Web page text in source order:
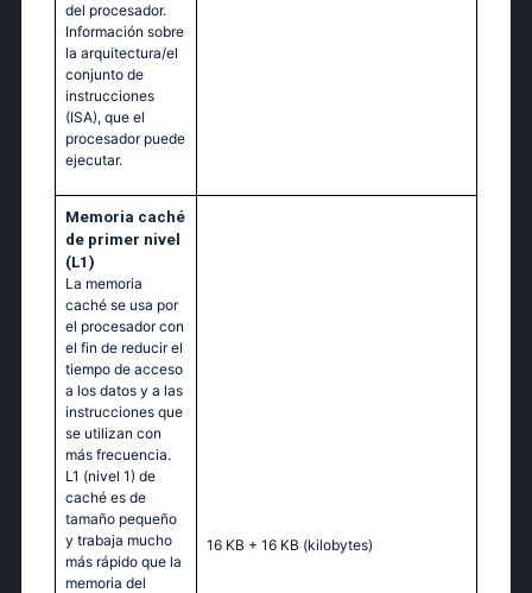
del procesador.
Información sobre
la arquitectura/el
conjunto de
instrucciones
(ISA), que el
procesador puede
ejecutar.
Memoria caché
de primer nivel
(L1)
La memoria
caché se usa por
el procesador con
el fin de reducir el
tiempo de acceso
a los datos y a las
instrucciones que
se utilizan con
más frecuencia.
L1 (nivel 1) de
caché es de
tamaño pequeño
y trabaja mucho
más rápido que la
memoria del
16 KB + 16 KB (kilobytes)